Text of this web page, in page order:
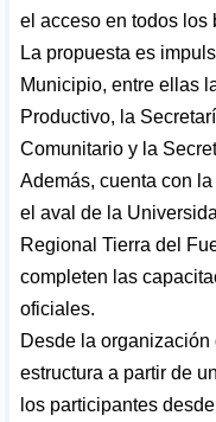
el acceso en todos los
La propuesta es
Municipio, entre ellas
Productivo, la
Comunitario y la
Además, cuenta con
el aval de la
Regional Tierra del
completen las
oficiales.
Desde la
estructura a partir de
los participantes